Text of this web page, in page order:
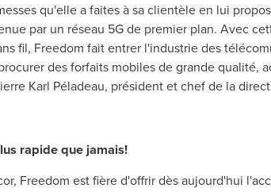
qu'elle a faites à sa clientèle en lui
par un réseau 5G de premier plan. Avec
fil, Freedom fait entrer l'industrie des
des forfaits mobiles de grande qualité,
Karl Péladeau, président et chef de la
rapide que jamais!
Freedom est fière d'offrir dès aujourd'hui